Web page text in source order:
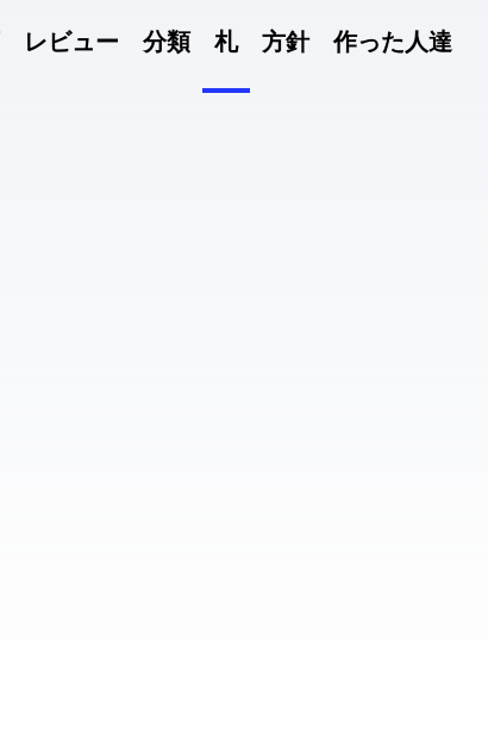
レビュー 分類 札 方針 作った人達